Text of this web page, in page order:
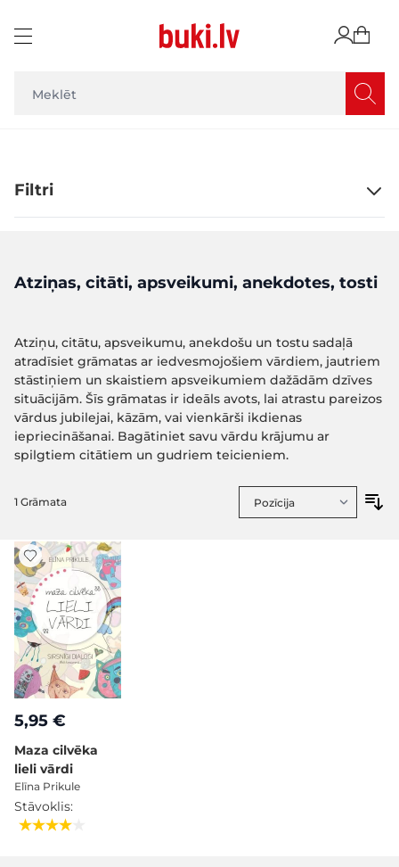
Filtri
Atziņas, citāti, apsveikumi, anekdotes, tosti
Atziņu, citātu, apsveikumu, anekdošu un tostu sadaļā
atradīsiet grāmatas ar iedvesmojošiem vārdiem, jautriem
stāstiņiem un skaistiem apsveikumiem dažādām dzīves
situācijām. Šīs grāmatas ir ideāls avots, lai atrastu pareizos
vārdus jubilejai, kāzām, vai vienkārši ikdienas
iepriecināšanai. Bagātiniet savu vārdu krājumu ar
spilgtiem citātiem un gudriem teicieniem.
1 Grāmata
5,95 €
Maza cilvēka
lieli vārdi
Elīna Prikule
Stāvoklis: